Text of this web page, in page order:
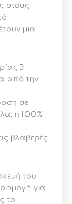
στους
μια
3
από την
σε
η 100%
βλαβερές
του
για
το